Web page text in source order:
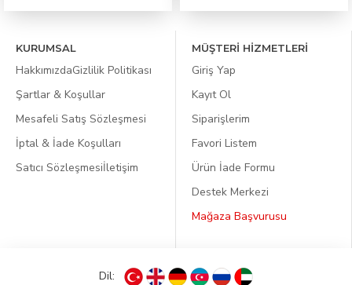
KURUMSAL
HakkımızdaGizlilik Politikası
Şartlar & Koşullar
Mesafeli Satış Sözleşmesi
İptal & İade Koşulları
Satıcı Sözleşmesiİletişim
MÜŞTERİ HİZMETLERİ
Giriş Yap
Kayıt Ol
Siparişlerim
Favori Listem
Ürün İade Formu
Destek Merkezi
Mağaza Başvurusu
Dil: